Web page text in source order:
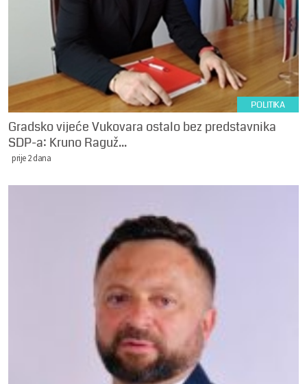
POLITIKA
Gradsko vijeće Vukovara ostalo bez predstavnika
SDP-a: Kruno Raguž...
prije 2 dana